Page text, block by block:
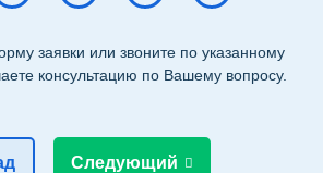
заявки или звоните по указанному
консультацию по Вашему вопросу.
Следующий